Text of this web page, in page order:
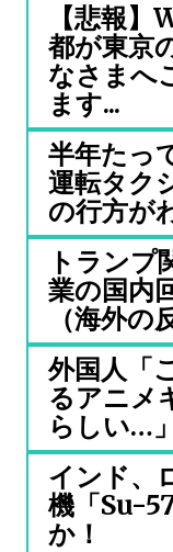
【悲報
都が東京
なさまへ
ます...
半年たっ
運転タク
の行方が
トランプ
業の国内
（海外の
外国人「
るアニメ
らしい…」
インド、
機「Su-
か！